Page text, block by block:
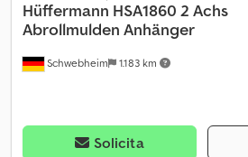
Schwebheim 1.183 km
Hüffermann HSA1860 2 Achs
Abrollmulden Anhänger
Solicita